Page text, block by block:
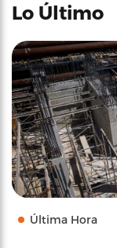
Lo Último
Última Hora